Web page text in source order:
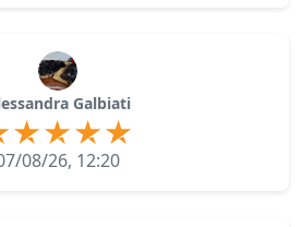
Galbiati
08/26, 12:20